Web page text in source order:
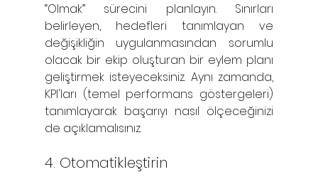
“Olmak” sürecini planlayın. Sınırları
belirleyen, hedefleri tanımlayan ve
değişikliğin uygulanmasından sorumlu
olacak bir ekip oluşturan bir eylem planı
geliştirmek isteyeceksiniz. Aynı zamanda,
KPI'ları (temel performans göstergeleri)
tanımlayarak başarıyı nasıl ölçeceğinizi
de açıklamalısınız.
4. Otomatikleştirin